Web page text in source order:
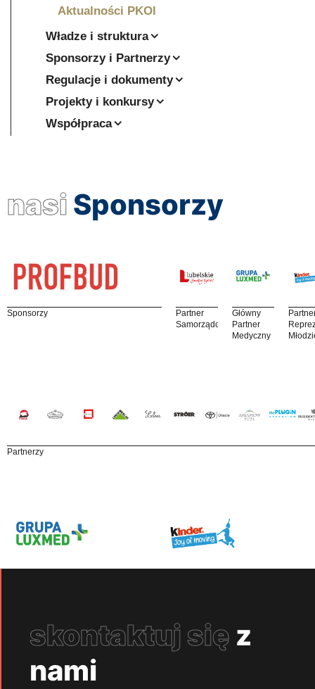
Aktualności PKOl
Władze i struktura
Sponsorzy i Partnerzy
Regulacje i dokumenty
Projekty i konkursy
Współpraca
nasi Sponsorzy
Sponsorzy
Partner
Samorządowy
Główny
Partner
Medyczny
Partnerzy
skontaktuj się z
nami